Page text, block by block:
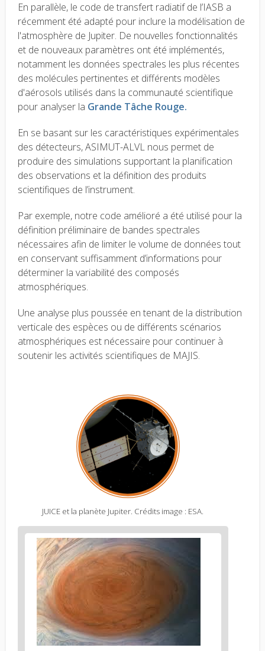
En parallèle, le code de transfert radiatif de l’IASB a
récemment été adapté pour inclure la modélisation de
l'atmosphère de Jupiter. De nouvelles fonctionnalités
et de nouveaux paramètres ont été implémentés,
notamment les données spectrales les plus récentes
des molécules pertinentes et différents modèles
d'aérosols utilisés dans la communauté scientifique
pour analyser la Grande Tâche Rouge.
En se basant sur les caractéristiques expérimentales
des détecteurs, ASIMUT-ALVL nous permet de
produire des simulations supportant la planification
des observations et la définition des produits
scientifiques de l’instrument.
Par exemple, notre code amélioré a été utilisé pour la
définition préliminaire de bandes spectrales
nécessaires afin de limiter le volume de données tout
en conservant suffisamment d’informations pour
déterminer la variabilité des composés
atmosphériques.
Une analyse plus poussée en tenant de la distribution
verticale des espèces ou de différents scénarios
atmosphériques est nécessaire pour continuer à
soutenir les activités scientifiques de MAJIS.
JUICE et la planète Jupiter. Crédits image : ESA.
Figure
body
text